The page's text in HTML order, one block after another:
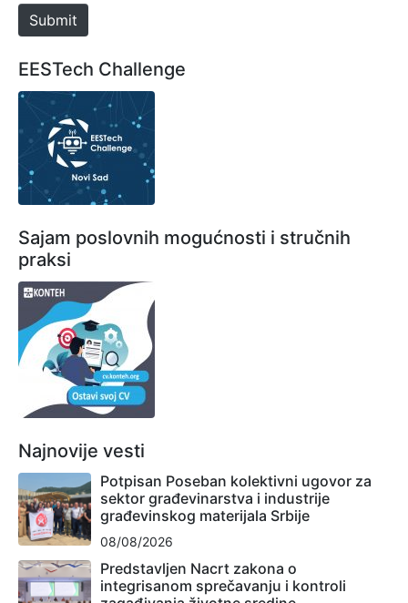
e
Submit
EESTech Challenge
Sajam poslovnih mogućnosti i stručnih
praksi
Najnovije vesti
Potpisan Poseban kolektivni ugovor za
sektor građevinarstva i industrije
građevinskog materijala Srbije
08/08/2026
Predstavljen Nacrt zakona o
integrisanom sprečavanju i kontroli